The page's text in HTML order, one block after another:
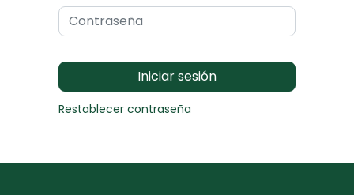
Iniciar sesión
Restablecer contraseña